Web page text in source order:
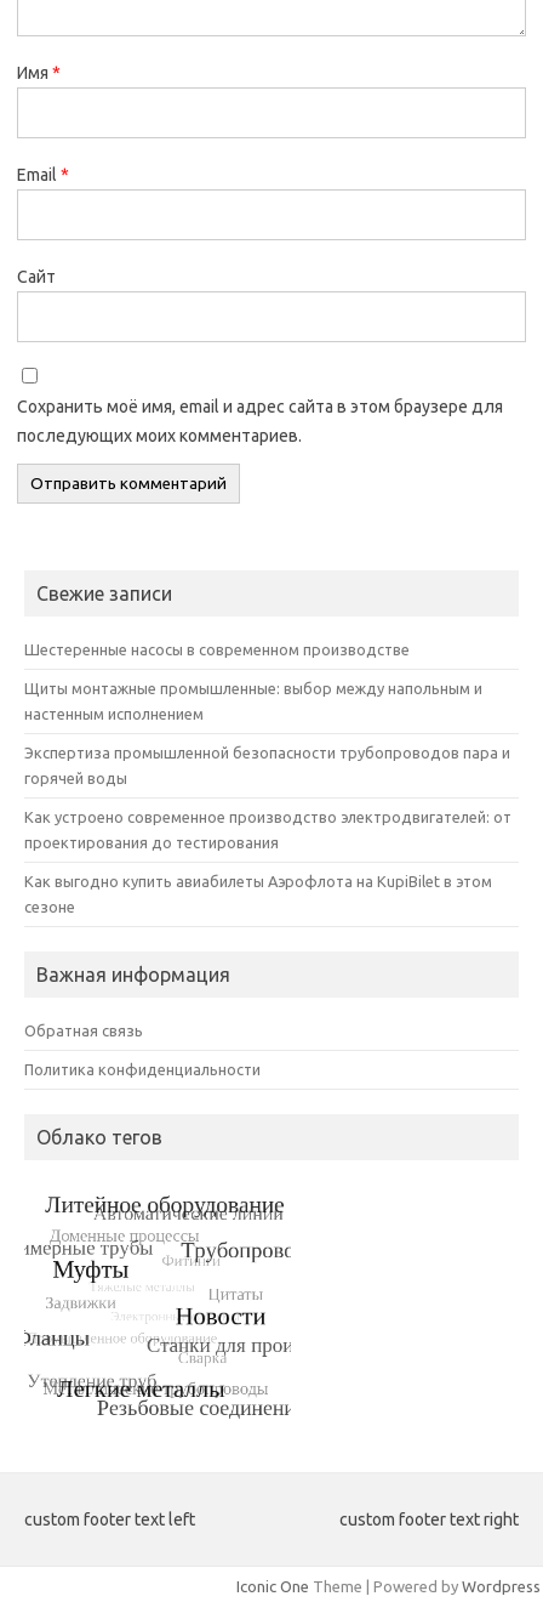
Имя *
Email *
Сайт
Сохранить моё имя, email и адрес сайта в этом браузере для
последующих моих комментариев.
Свежие записи
Шестеренные насосы в современном производстве
Щиты монтажные промышленные: выбор между напольным и
настенным исполнением
Экспертиза промышленной безопасности трубопроводов пара и
горячей воды
Как устроено современное производство электродвигателей: от
проектирования до тестирования
Как выгодно купить авиабилеты Аэрофлота на KupiBilet в этом
сезоне
Важная информация
Обратная связь
Политика конфиденциальности
Облако тегов
custom footer text left custom footer text right
Iconic One Theme | Powered by Wordpress